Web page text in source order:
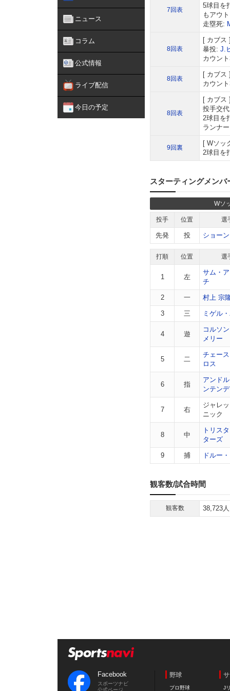
ニュース
コラム
公式情報
ライブ配信
今日の予定
7回表
5球目を
もアウ
走塁死:
8回表
カブス
暴投: J.
カウン
8回表
カブス
カウン
8回表
カブス
投手交
2球目を
ランナ
9回裏
Wソッ
2球目を
スターティングメンバ
Wソ
投手 位置 選
先発 投 ショー
打順 位置 選
1 左
サム・
チ
2 一 村上 宗
3 三 ミゲル
4 遊
コルソ
メリー
5 二
チェー
ロス
6 指
アンド
ンテン
7 右
ジャレ
ニック
8 中
トリス
ターズ
9 捕 ドルー
観客数/試合時間
観客数 38,723人
Facebook
スポーツナビ
公式ページ
野球
プロ野球 J